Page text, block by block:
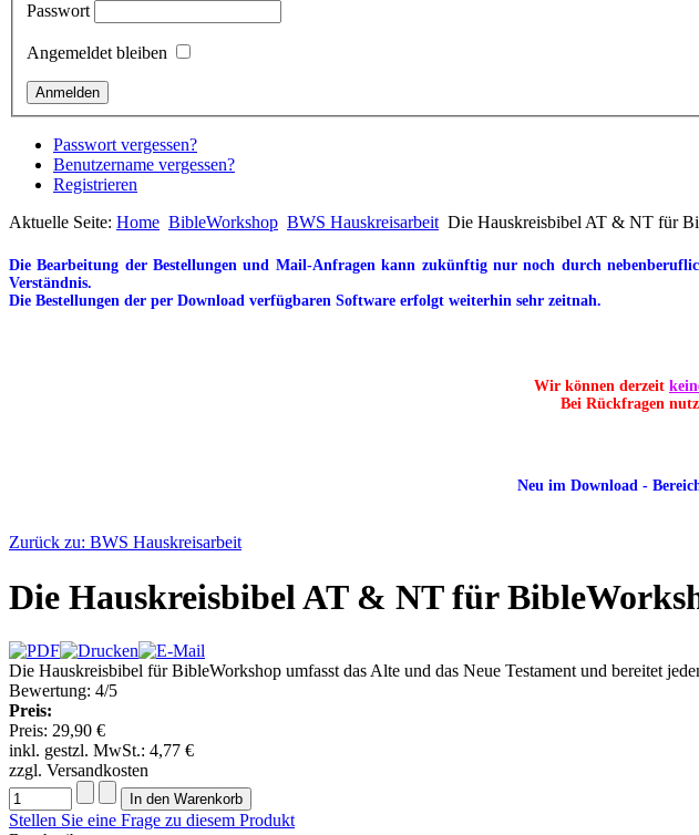
Passwort
Angemeldet bleiben
Passwort vergessen?
Benutzername vergessen?
Registrieren
Aktuelle Seite: Home BibleWorkshop BWS Hauskreisarbeit Die Hauskreisbibel AT & NT für
Die Bearbeitung der Bestellungen und Mail-Anfragen kann zukünftig nur noch durch
Verständnis.
Die Bestellungen der per Download verfügbaren Software erfolgt weiterhin sehr zeitnah.
Wir können derzeit
Bei Rückfragen
Neu im Download -
Zurück zu: BWS Hauskreisarbeit
Die Hauskreisbibel AT & NT für
Die Hauskreisbibel für BibleWorkshop umfasst das Alte und das Neue Testament und bereitet
Bewertung: 4/5
Preis:
Preis: 29,90 €
inkl. gestzl. MwSt.: 4,77 €
zzgl. Versandkosten
Stellen Sie eine Frage zu diesem Produkt